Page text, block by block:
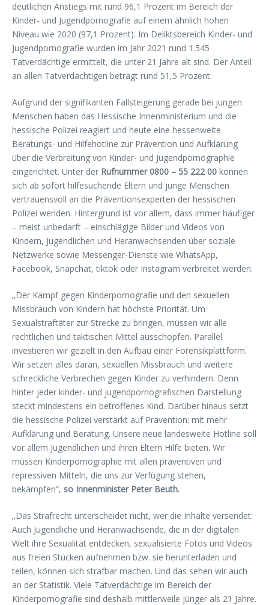
deutlichen Anstiegs mit rund 96,1 Prozent im Bereich der
Kinder- und Jugendpornografie auf einem ähnlich hohen
Niveau wie 2020 (97,1 Prozent). Im Deliktsbereich Kinder- und
Jugendpornografie wurden im Jahr 2021 rund 1.545
Tatverdächtige ermittelt, die unter 21 Jahre alt sind. Der Anteil
an allen Tatverdächtigen beträgt rund 51,5 Prozent.
Aufgrund der signifikanten Fallsteigerung gerade bei jungen
Menschen haben das Hessische Innenministerium und die
hessische Polizei reagiert und heute eine hessenweite
Beratungs- und Hilfehotline zur Prävention und Aufklärung
über die Verbreitung von Kinder- und Jugendpornographie
eingerichtet. Unter der Rufnummer 0800 – 55 222 00 können
sich ab sofort hilfesuchende Eltern und junge Menschen
vertrauensvoll an die Präventionsexperten der hessischen
Polizei wenden. Hintergrund ist vor allem, dass immer häufiger
– meist unbedarft – einschlägige Bilder und Videos von
Kindern, Jugendlichen und Heranwachsenden über soziale
Netzwerke sowie Messenger-Dienste wie WhatsApp,
Facebook, Snapchat, tiktok oder Instagram verbreitet werden.
„Der Kampf gegen Kinderpornografie und den sexuellen
Missbrauch von Kindern hat höchste Priorität. Um
Sexualstraftäter zur Strecke zu bringen, müssen wir alle
rechtlichen und taktischen Mittel ausschöpfen. Parallel
investieren wir gezielt in den Aufbau einer Forensikplattform.
Wir setzen alles daran, sexuellen Missbrauch und weitere
schreckliche Verbrechen gegen Kinder zu verhindern. Denn
hinter jeder kinder- und jugendpornografischen Darstellung
steckt mindestens ein betroffenes Kind. Darüber hinaus setzt
die hessische Polizei verstärkt auf Prävention: mit mehr
Aufklärung und Beratung. Unsere neue landesweite Hotline soll
vor allem Jugendlichen und ihren Eltern Hilfe bieten. Wir
müssen Kinderpornographie mit allen präventiven und
repressiven Mitteln, die uns zur Verfügung stehen,
bekämpfen“, so Innenminister Peter Beuth.
„Das Strafrecht unterscheidet nicht, wer die Inhalte versendet:
Auch Jugendliche und Heran­wachsende, die in der digitalen
Welt ihre Sexuali­tät entdecken, sexualisierte Fotos und Videos
aus freien Stücken aufnehmen bzw. sie herunterladen und
teilen, können sich strafbar machen. Und das sehen wir auch
an der Statistik. Viele Tatverdächtige im Bereich der
Kinderpornografie sind deshalb mittlerweile jünger als 21 Jahre.